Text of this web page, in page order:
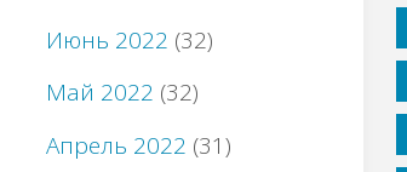
Июнь 2022 (32)
Май 2022 (32)
Апрель 2022 (31)